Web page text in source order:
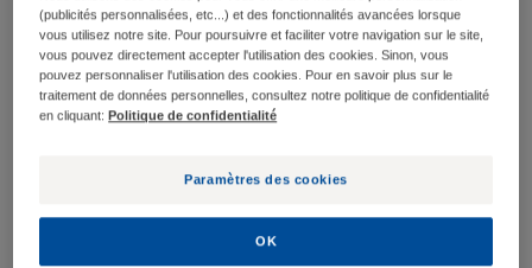
(publicités personnalisées, etc...) et des fonctionnalités avancées lorsque
vous utilisez notre site. Pour poursuivre et faciliter votre navigation sur le site,
vous pouvez directement accepter l'utilisation des cookies. Sinon, vous
pouvez personnaliser l'utilisation des cookies. Pour en savoir plus sur le
traitement de données personnelles, consultez notre politique de confidentialité
en cliquant:Politique de confidentialité
Paramètres des cookies
OK